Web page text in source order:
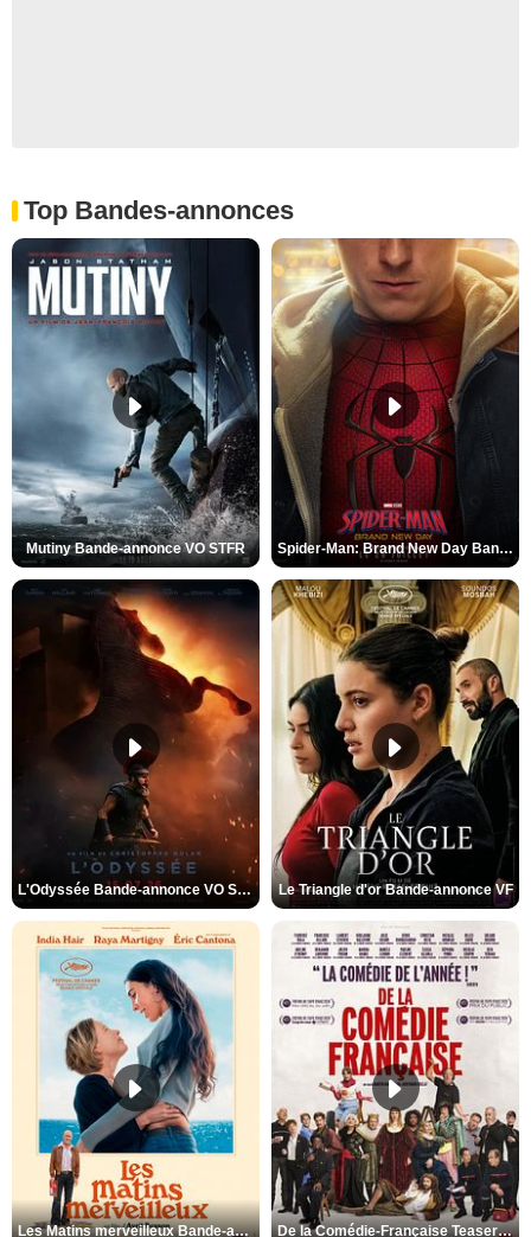
Top Bandes-annonces
Mutiny Bande-annonce VO STFR Spider-Man: Brand New Day Bande-annonce VO STFR
L'Odyssée Bande-annonce VO STFR Le Triangle d'or Bande-annonce VF
Les Matins merveilleux Bande-annonce VF De la Comédie-Française Teaser VF